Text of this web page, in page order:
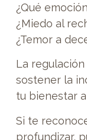
¿Qué
¿Miedo al
¿Temor a
La
sostener la
tu bienestar
Si te
profundizar,